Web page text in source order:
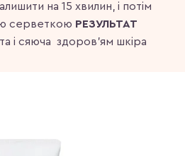
на 15 хвилин, і потім
серветкою РЕЗУЛЬТАТ
і сяюча здоров'ям шкіра